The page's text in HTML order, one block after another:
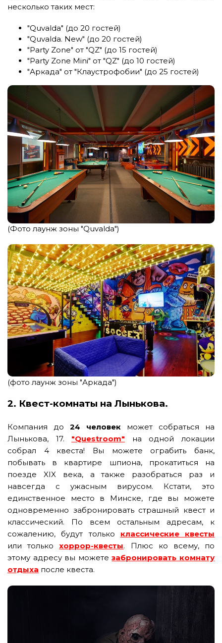
несколько таких мест:
"Quvalda" (до 20 гостей)
"Quvalda. New" (до 20 гостей)
"Party Zone" от "QZ" (до 15 гостей)
"Party Zone Mini" от "QZ" (до 10 гостей)
"Аркада" от "Клаустрофобии" (до 25 гостей)
(Фото лаунж зоны "Quvalda")
(фото лаунж зоны "Аркада")
2. Квест-комнаты на Лынькова.
Компания до 24 человек может собраться на
Лынькова, 17. "Questroom" на одной локации
собрал 4 квеста! Вы можете ограбить банк,
побывать в квартире шпиона, прокатиться на
поезде XIX века, а также разобраться раз и
навсегда с ужасным вирусом. Кстати, это
единственное место в Минске, где вы можете
одновременно забронировать страшный квест и
классический. По всем остальным адресам, к
сожалению, будут только классические квесты
или толькохоррор-квесты. Плюс ко всему, по
этому адресу вы можетезабронировать комнату
отдыха после квеста.